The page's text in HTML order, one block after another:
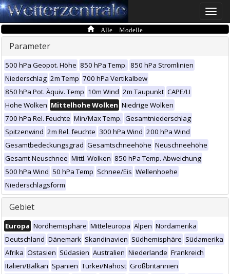
Toggle
Alle Modelle
Parameter
500 hPa Geopot. Höhe 850 hPa Temp. 850 hPa Stromlinien
Niederschlag 2m Temp 700 hPa Vertikalbew
850 hPa Pot. Äquiv. Temp 10m Wind 2m Taupunkt CAPE/LI
Hohe Wolken Mittelhohe Wolken Niedrige Wolken
700 hPa Rel. Feuchte Min/Max Temp. Gesamtniederschlag
Spitzenwind 2m Rel. feuchte 300 hPa Wind 200 hPa Wind
Gesamtbedeckungsgrad Gesamtschneehöhe Neuschneehöhe
Gesamt-Neuschnee Mittl. Wolken 850 hPa Temp. Abweichung
500 hPa Wind 50 hPa Temp Schnee/Eis Wellenhoehe
Niederschlagsform
Gebiet
Europa Nordhemisphäre Mitteleuropa Alpen Nordamerika
Deutschland Dänemark Skandinavien Südhemisphäre Südamerika
Afrika Ostasien Südasien Australien Niederlande Frankreich
Italien/Balkan Spanien Türkei/Nahost Großbritannien